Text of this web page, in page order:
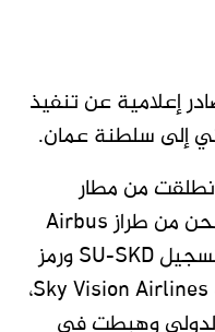
إعلامية عن تنفيذ
إلى سلطنة عمان.
من مطار
بورتسودان الدولي عبر طائرة شحن من طراز Airbus
A320-232(P2F) تحمل رقم التسجيل SU-SKD ورمز
النداء SE2201، وتشغّلها شركة Sky Vision Airlines،
وهبطت في